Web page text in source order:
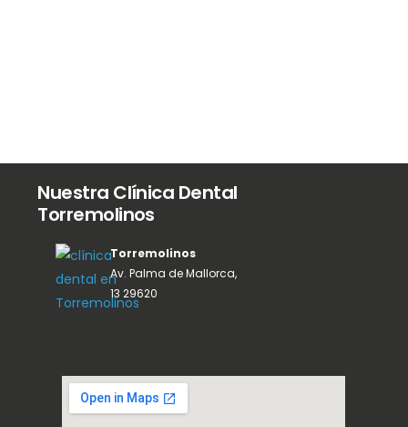
Nuestra Clínica Dental
Torremolinos
Torremolinos
Av. Palma de Mallorca,
13 29620